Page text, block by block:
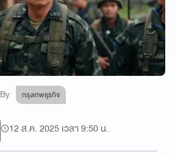
By กรุงเทพธุรกิจ
12 ส.ค. 2025 เวลา 9:50 น.